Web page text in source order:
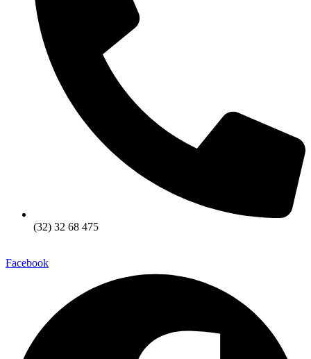
(32) 32 68 475
Facebook